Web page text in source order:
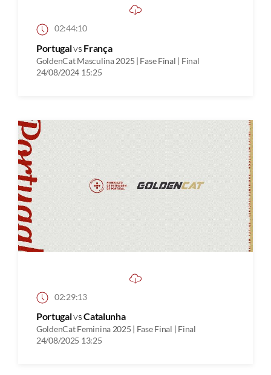
02:44:10
Portugalvs França
GoldenCat Masculina 2025 | Fase Final | Final
24/08/2024 15:25
02:29:13
PortugalvsCatalunha
GoldenCat Feminina 2025 | Fase Final | Final
24/08/2025 13:25